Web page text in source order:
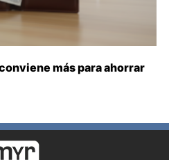
más para ahorrar